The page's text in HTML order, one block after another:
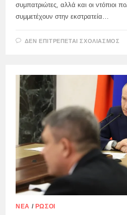
συμπατριώτες, αλλά και οι ντόπιοι
συμμετέχουν στην εκστρατεία…
ΔΕΝ ΕΠΙΤΡΈΠΕΤΑΙ ΣΧΟΛΙΑΣΜΌΣ
ΝΈΑ / ΡΏΣΟΙ